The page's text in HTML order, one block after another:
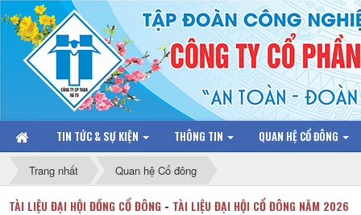
TIN TỨC & SỰ KIỆN THÔNG TIN QUAN HỆ CỔ ĐÔNG
Trang nhất Quan hệ Cổ đông
TÀI LIỆU ĐẠI HỘI ĐỒNG CỔ ĐÔNG - TÀI LIỆU ĐẠI HỘI CỔ ĐÔNG NĂM 2026